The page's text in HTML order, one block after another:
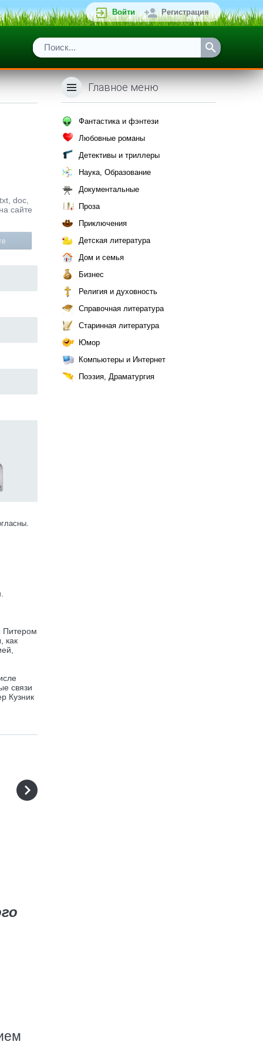
Войти Регистрация
doc,
сайте
Питером
как
связи
Кузник
Главное меню
Фантастика и фэнтези
Любовные романы
Детективы и триллеры
Наука, Образование
Документальные
Проза
Приключения
Детская литература
Дом и семья
Бизнес
Религия и духовность
Справочная литература
Старинная литература
Юмор
Компьютеры и Интернет
Поэзия, Драматургия